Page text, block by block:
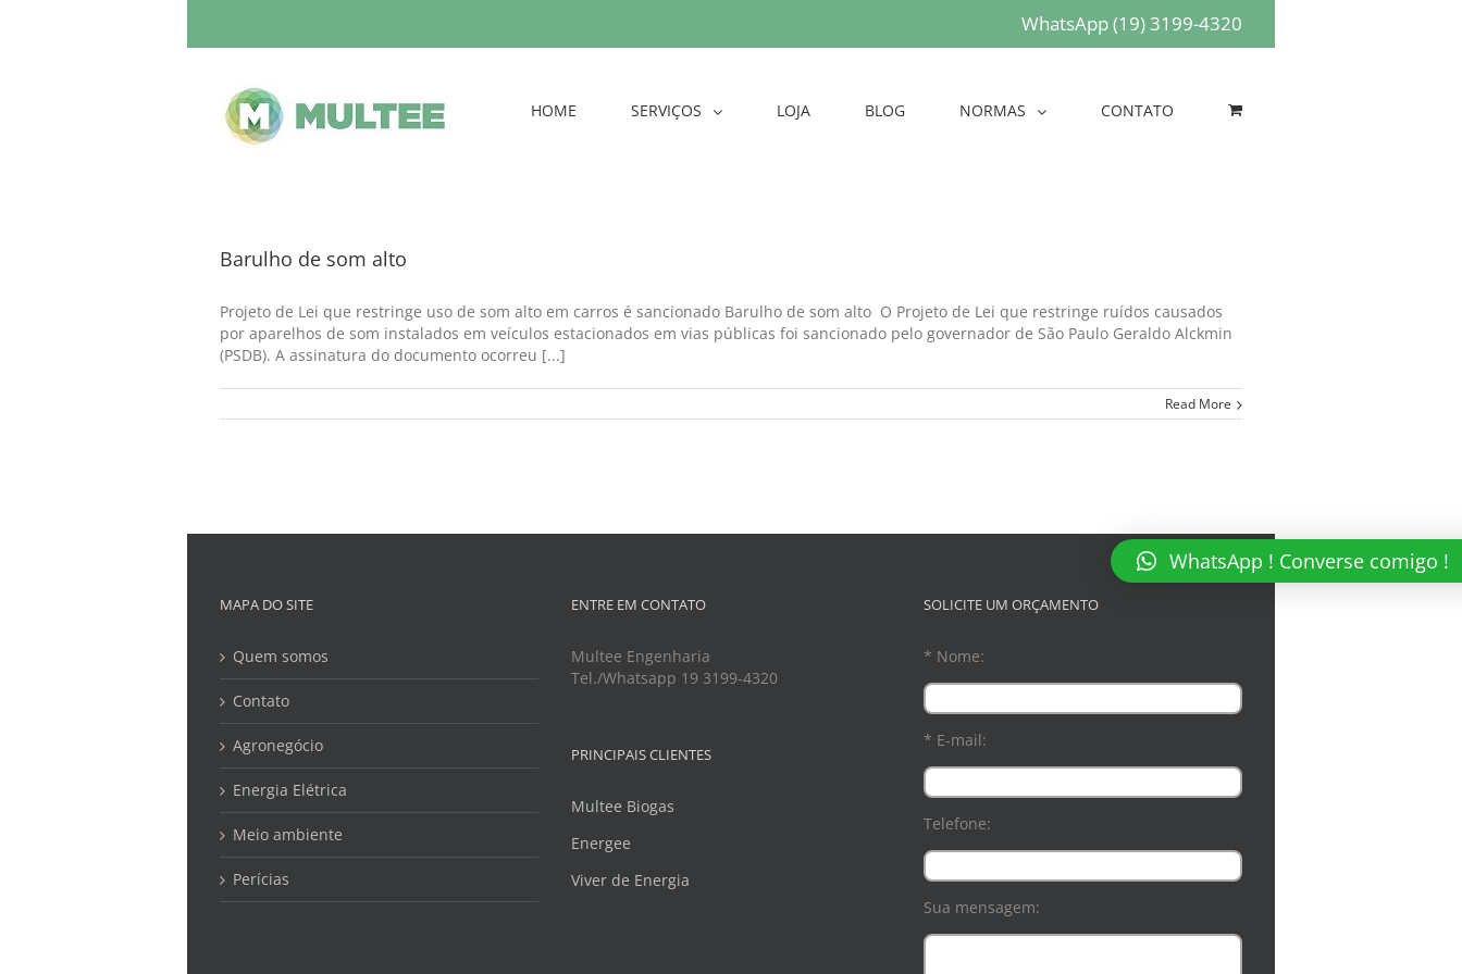
WhatsApp (19) 3199-4320
HOME SERVIÇOS LOJA BLOG NORMAS CONTATO
Barulho de som alto
Projeto de Lei que restringe uso de som alto em carros é sancionado Barulho de som alto O Projeto de Lei que restringe ruídos causados
por aparelhos de som instalados em veículos estacionados em vias públicas foi sancionado pelo governador de São Paulo Geraldo Alckmin
(PSDB). A assinatura do documento ocorreu [...]
Read More
MAPA DO SITE
Quem somos
Contato
Agronegócio
Energia Elétrica
Meio ambiente
Perícias
ENTRE EM CONTATO
Multee Engenharia
Tel./Whatsapp 19 3199-4320
PRINCIPAIS CLIENTES
Multee Biogas
Energee
Viver de Energia
SOLICITE UM ORÇAMENTO
* Nome:
* E-mail:
Telefone:
Sua mensagem:
WhatsApp ! Converse comigo !